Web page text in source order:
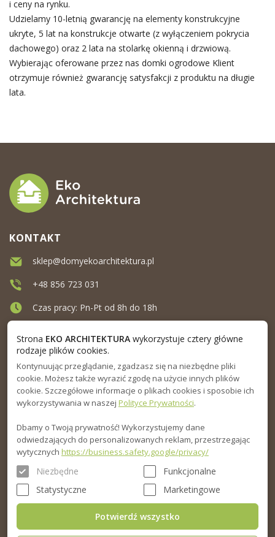
i ceny na rynku.
Udzielamy 10-letnią gwarancję na elementy konstrukcyjne
ukryte, 5 lat na konstrukcje otwarte (z wyłączeniem pokrycia
dachowego) oraz 2 lata na stolarkę okienną i drzwiową.
Wybierając oferowane przez nas domki ogrodowe Klient
otrzymuje również gwarancję satysfakcji z produktu na długie
lata.
MENU
INFORMACJA
PORADNIK
KONTAKT
sklep@domyekoarchitektura.pl
+48 856 723 031
Czas pracy: Pn-Pt od 8h do 18h
Strona EKO ARCHITEKTURAwykorzystuje cztery główne
rodzaje plików cookies.
Kontynuując przeglądanie, zgadzasz się na niezbędne pliki
cookie. Możesz także wyrazić zgodę na użycie innych plików
cookie. Szczegółowe informacje o plikach cookies i sposobie ich
wykorzystywania w naszej Polityce Prywatności.
Dbamy o Twoją prywatność! Wykorzystujemy dane
odwiedzających do personalizowanych reklam, przestrzegając
wytycznych https://business.safety.google/privacy/
Niezbędne
Funkcjonalne
Statystyczne
Marketingowe
Potwierdź wszystko